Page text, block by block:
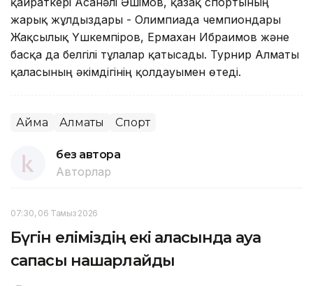
жарық жұлдыздары - Олимпиада чемпиондары
Жақсылық Үшкемпіров, Ермахан Ибраимов және
басқа да белгілі тұлғалар қатысады. Турнир Алматы
қаласының әкімдігінің қолдауымен өтеді.
Аймақ Алматы Спорт
без автора
Авторлар
07:30, 06 Тамыз 2026
Бүгін еліміздің екі қаласында ауа
сапасы нашарлайды